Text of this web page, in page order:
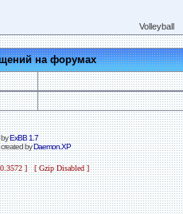
Volleyball
на форумах
byExBB 1.7
created byDaemon.XP
] [ Gzip Disabled ]